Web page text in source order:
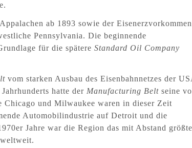
ab 1893 sowie der Eisenerzvorkommen
Pennsylvania. Die beginnende
für die spätere Standard Oil Company
vom starken Ausbau des Eisenbahnnetzes der
hatte der Manufacturing Belt seine
Chicago und Milwaukee waren in dieser Zeit
Automobilindustrie auf Detroit und die
Jahre war die Region das mit Abstand größte